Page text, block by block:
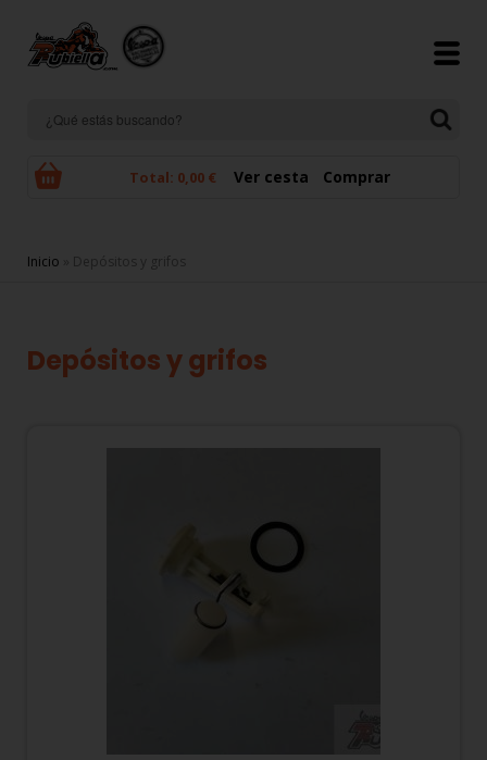
Total: 0,00 € Ver cesta Comprar
Se encuentra usted aquí
Inicio » Depósitos y grifos
Depósitos y grifos